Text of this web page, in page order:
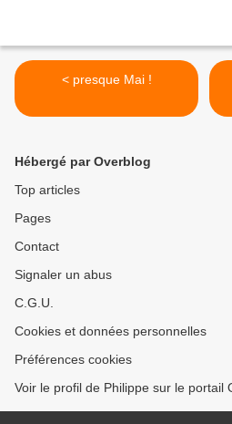
< presque Mai !
Hébergé par Overblog
Top articles
Pages
Contact
Signaler un abus
C.G.U.
Cookies et données personnelles
Préférences cookies
Voir le profil de Philippe sur le portail